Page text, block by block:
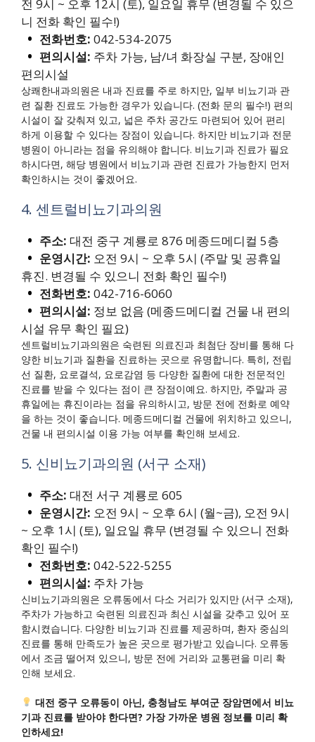
전 9시 ~ 오후 12시 (토), 일요일 휴무 (변경될 수 있으
니 전화 확인 필수!)
전화번호: 042-534-2075
편의시설: 주차 가능, 남/녀 화장실 구분, 장애인
편의시설
상쾌한내과의원은 내과 진료를 주로 하지만, 일부 비뇨기과 관
련 질환 진료도 가능한 경우가 있습니다. (전화 문의 필수!) 편의
시설이 잘 갖춰져 있고, 넓은 주차 공간도 마련되어 있어 편리
하게 이용할 수 있다는 장점이 있습니다. 하지만 비뇨기과 전문
병원이 아니라는 점을 유의해야 합니다. 비뇨기과 진료가 필요
하시다면, 해당 병원에서 비뇨기과 관련 진료가 가능한지 먼저
확인하시는 것이 좋겠어요.
4. 센트럴비뇨기과의원
주소: 대전 중구 계룡로 876 메종드메디컬 5층
운영시간: 오전 9시 ~ 오후 5시 (주말 및 공휴일
휴진. 변경될 수 있으니 전화 확인 필수!)
전화번호: 042-716-6060
편의시설: 정보 없음 (메종드메디컬 건물 내 편의
시설 유무 확인 필요)
센트럴비뇨기과의원은 숙련된 의료진과 최첨단 장비를 통해 다
양한 비뇨기과 질환을 진료하는 곳으로 유명합니다. 특히, 전립
선 질환, 요로결석, 요로감염 등 다양한 질환에 대한 전문적인
진료를 받을 수 있다는 점이 큰 장점이예요. 하지만, 주말과 공
휴일에는 휴진이라는 점을 유의하시고, 방문 전에 전화로 예약
을 하는 것이 좋습니다. 메종드메디컬 건물에 위치하고 있으니,
건물 내 편의시설 이용 가능 여부를 확인해 보세요.
5. 신비뇨기과의원 (서구 소재)
주소: 대전 서구 계룡로 605
운영시간: 오전 9시 ~ 오후 6시 (월~금), 오전 9시
~ 오후 1시 (토), 일요일 휴무 (변경될 수 있으니 전화
확인 필수!)
전화번호: 042-522-5255
편의시설: 주차 가능
신비뇨기과의원은 오류동에서 다소 거리가 있지만 (서구 소재),
주차가 가능하고 숙련된 의료진과 최신 시설을 갖추고 있어 포
함시켰습니다. 다양한 비뇨기과 진료를 제공하며, 환자 중심의
진료를 통해 만족도가 높은 곳으로 평가받고 있습니다. 오류동
에서 조금 떨어져 있으니, 방문 전에 거리와 교통편을 미리 확
인해 보세요.
대전 중구 오류동이 아닌, 충청남도 부여군 장암면에서 비뇨
기과 진료를 받아야 한다면? 가장 가까운 병원 정보를 미리 확
인하세요!